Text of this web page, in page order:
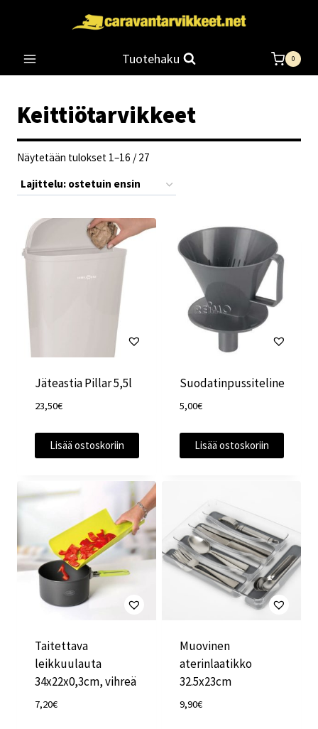
Tuotehaku 0
Keittiötarvikkeet
Näytetään tulokset 1–16 / 27
Jäteastia Pillar 5,5l
23,50€
Lisää ostoskoriin
Suodatinpussiteline
5,00€
Lisää ostoskoriin
Taitettava
leikkuulauta
34x22x0,3cm, vihreä
7,20€
Muovinen
aterinlaatikko
32.5x23cm
9,90€